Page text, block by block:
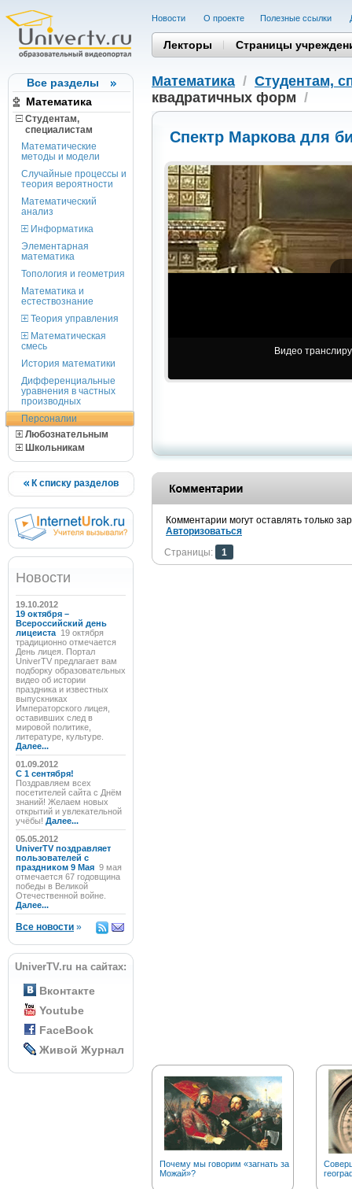
Все разделы
Математика
Студентам,
cпециалистам
Математические
методы и модели
Случайные процессы и
теория вероятности
Математический
анализ
Информатика
Элементарная
математика
Топология и геометрия
Математика и
естествознание
Теория управления
Математическая
смесь
История математики
Дифференциальные
уравнения в частных
производных
Персоналии
Любознательным
Школьникам
К списку разделов
Новости
19.10.2012
19 октября –
Всероссийский день
лицеиста 19 октября
традиционно отмечается
День лицея. Портал
UniverTV предлагает вам
подборку образовательных
видео об истории
праздника и известных
выпускниках
Императорского лицея,
оставивших след в
мировой политике,
литературе, культуре.
Далее...
01.09.2012
C 1 сентября!
Поздравляем всех
посетителей сайта с Днём
знаний! Желаем новых
открытий и увлекательной
учёбы! Далее...
05.05.2012
UniverTV поздравляет
пользователей с
праздником 9 Мая 9 мая
отмечается 67 годовщина
победы в Великой
Отечественной войне.
Далее...
Все новости »
UniverTV.ru на сайтах:
Вконтакте
Youtube
FaceBook
Живой Журнал
Новости О проекте Полезные cсылки
Лекторы Страницы
Математика / Студентам,
квадратичных форм /
Спектр Маркова для
Видео
Комментарии могут оставлять только
Авторизоваться
Страницы:
1
Почему мы говорим «загнать за
Можай»?